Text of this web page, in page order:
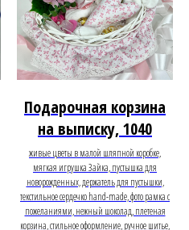
Подарочная корзина
на выписку, 1040
живые цветы в малой шляпной коробке,
мягкая игрушка Зайка, пустышка для
новорожденных, держатель для пустышки,
текстильное сердечко hand-made, фото рамка с
пожеланиями, нежный шоколад, плетеная
корзина, стильное оформление, ручное шитье,